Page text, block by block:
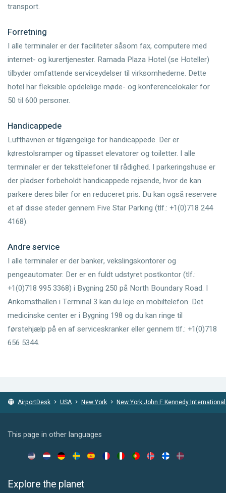
transport.
Forretning
I alle terminaler er der faciliteter såsom fax, computere med
internet- og kurertjenester. Ramada Plaza Hotel (se Hoteller)
tilbyder omfattende serviceydelser til virksomhederne. Dette
hotel har fleksible opdelelige møde- og konferencelokaler for
50 til 600 personer.
Handicappede
Lufthavnen er tilgængelige for handicappede. Der er
kørestolsramper og tilpasset elevatorer og toiletter. I alle
terminaler er der teksttelefoner til rådighed. I parkeringshuse er
der pladser forbeholdt handicappede rejsende, hvor de kan
parkere deres biler for en reduceret pris. Du kan også reservere
et af disse steder gennem Five Star Parking (tlf.: +1(0)718 244
4168).
Andre service
I alle terminaler er der banker, vekslingskontorer og
pengeautomater. Der er en fuldt udstyret postkontor (tlf.:
+1(0)718 995 3368) i Bygning 250 på North Boundary Road. I
Ankomsthallen i Terminal 3 kan du leje en mobiltelefon. Det
medicinske center er i Bygning 198 og du kan ringe til
førstehjælp på en af serviceskranker eller gennem tlf.: +1(0)718
656 5344.
AirportDesk USA New York New York John F Kennedy
This page in other languages
Explore the planet